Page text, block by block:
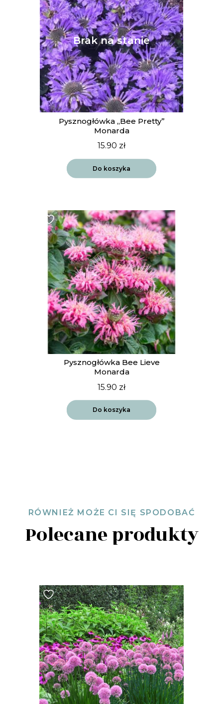
Pysznogłówka „Bee Pretty”
Monarda
15.90 zł
Do koszyka
Pysznogłówka Bee Lieve
Monarda
15.90 zł
Do koszyka
RÓWNIEŻ MOŻE CI SIĘ SPODOBAĆ
Polecane produkty